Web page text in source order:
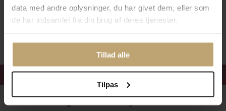
data med andre oplysninger, du har givet dem, eller som
de har indsamlet fra din brug af deres tjenester.
Tillad alle
Tilpas
Sikker Og Tryg E-Handel
Få 15%velkomstrabat